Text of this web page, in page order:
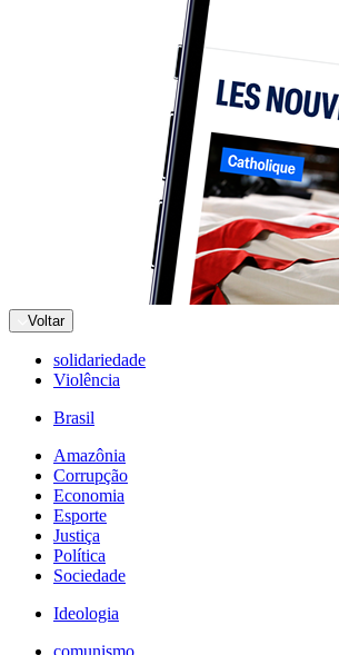
Voltar
solidariedade
Violência
Brasil
Amazônia
Corrupção
Economia
Esporte
Justiça
Política
Sociedade
Ideologia
comunismo